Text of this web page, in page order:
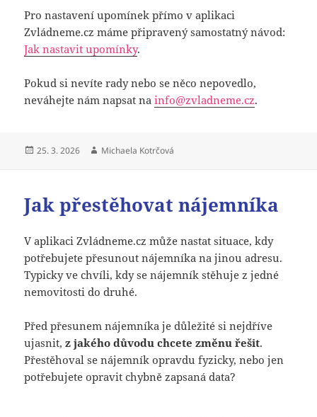
Pro nastavení upomínek přímo v aplikaci
Zvládneme.cz máme připravený samostatný návod:
Jak nastavit upomínky.
Pokud si nevíte rady nebo se něco nepovedlo,
neváhejte nám napsat nainfo@zvladneme.cz.
Publikováno:
25. 3. 2026 Autor:
Michaela Kotrčová
Jak přestěhovat nájemníka
V aplikaci Zvládneme.cz může nastat situace, kdy
potřebujete přesunout nájemníka na jinou adresu.
Typicky ve chvíli, kdy se nájemník stěhuje z jedné
nemovitosti do druhé.
Před přesunem nájemníka je důležité si nejdříve
ujasnit,z jakého důvodu chcete změnu řešit.
Přestěhoval se nájemník opravdu fyzicky, nebo jen
potřebujete opravit chybně zapsaná data?